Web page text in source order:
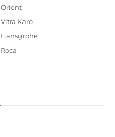
Orient
Vitra Karo
Hansgrohe
Roca